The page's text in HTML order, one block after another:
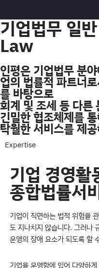
콘
텐
츠
건
너
뛰
기
기업법무 일
Law
인평은 기업법무 분
업의 법률적 파트너
를 바탕으로
회계 및 조세 등 다른
긴밀한 협조체제를
탁월한 서비스를 제
Expertise​
기업 경영활
종합법률서
기업이 직면하는 법적 위험을
도 지나치지 않습니다. 그러나
운영의 장애 요소가 되도록 할
기업을 운영함에 있어 다양하